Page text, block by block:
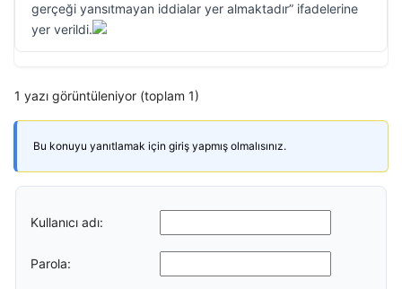
gerçeği yansıtmayan iddialar yer almaktadır” ifadelerine
yer verildi.
1 yazı görüntüleniyor (toplam 1)
Bu konuyu yanıtlamak için giriş yapmış olmalısınız.
Kullanıcı adı:
Parola: